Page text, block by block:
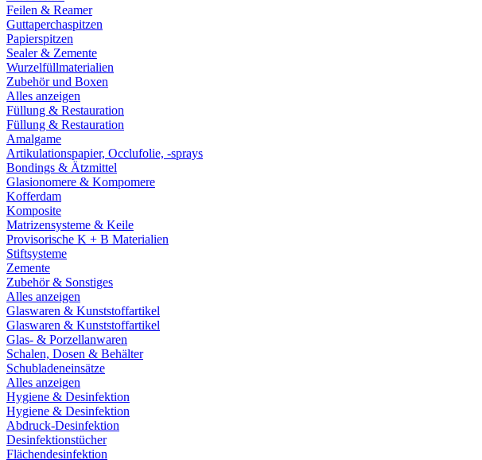
Feilen & Reamer
Guttaperchaspitzen
Papierspitzen
Sealer & Zemente
Wurzelfüllmaterialien
Zubehör und Boxen
Alles anzeigen
Füllung & Restauration
Füllung & Restauration
Amalgame
Artikulationspapier, Occlufolie, -sprays
Bondings & Ätzmittel
Glasionomere & Kompomere
Kofferdam
Komposite
Matrizensysteme & Keile
Provisorische K + B Materialien
Stiftsysteme
Zemente
Zubehör & Sonstiges
Alles anzeigen
Glaswaren & Kunststoffartikel
Glaswaren & Kunststoffartikel
Glas- & Porzellanwaren
Schalen, Dosen & Behälter
Schubladeneinsätze
Alles anzeigen
Hygiene & Desinfektion
Hygiene & Desinfektion
Abdruck-Desinfektion
Desinfektionstücher
Flächendesinfektion